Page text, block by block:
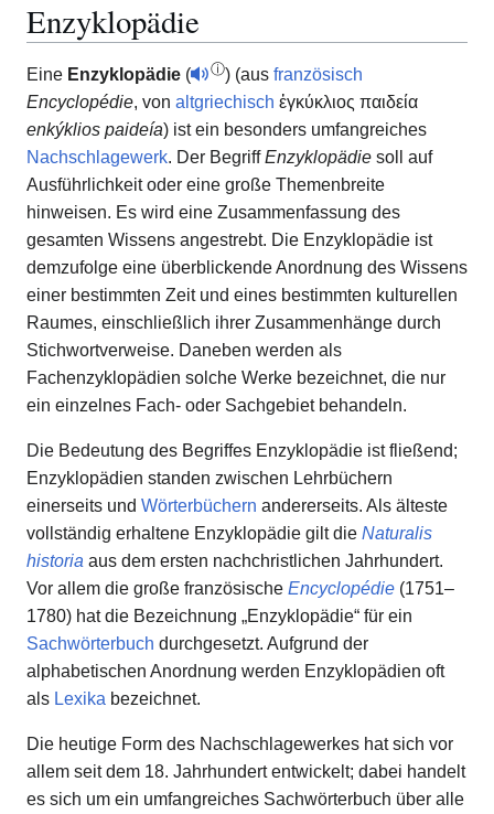
Enzyklopädie
Eine Enzyklopädie ( ⓘ) (aus französisch
Encyclopédie, von altgriechisch ἐγκύκλιος παιδεία
enkýklios paideía) ist ein besonders umfangreiches
Nachschlagewerk. Der BegriffEnzyklopädie soll auf
Ausführlichkeit oder eine große Themenbreite
hinweisen. Es wird eine Zusammenfassung des
gesamten Wissens angestrebt. Die Enzyklopädie ist
demzufolge eine überblickende Anordnung des Wissens
einer bestimmten Zeit und eines bestimmten kulturellen
Raumes, einschließlich ihrer Zusammenhänge durch
Stichwortverweise. Daneben werden als
Fachenzyklopädien solche Werke bezeichnet, die nur
ein einzelnes Fach- oder Sachgebiet behandeln.
Die Bedeutung des Begriffes Enzyklopädie ist fließend;
Enzyklopädien standen zwischen Lehrbüchern
einerseits und Wörterbüchern andererseits. Als älteste
vollständig erhaltene Enzyklopädie gilt die Naturalis
historia aus dem ersten nachchristlichen Jahrhundert.
Vor allem die große französische Encyclopédie (1751–
1780) hat die Bezeichnung „Enzyklopädie“ für ein
Sachwörterbuch durchgesetzt. Aufgrund der
alphabetischen Anordnung werden Enzyklopädien oft
als Lexika bezeichnet.
Die heutige Form des Nachschlagewerkes hat sich vor
allem seit dem 18. Jahrhundert entwickelt; dabei handelt
es sich um ein umfangreiches Sachwörterbuch über alle